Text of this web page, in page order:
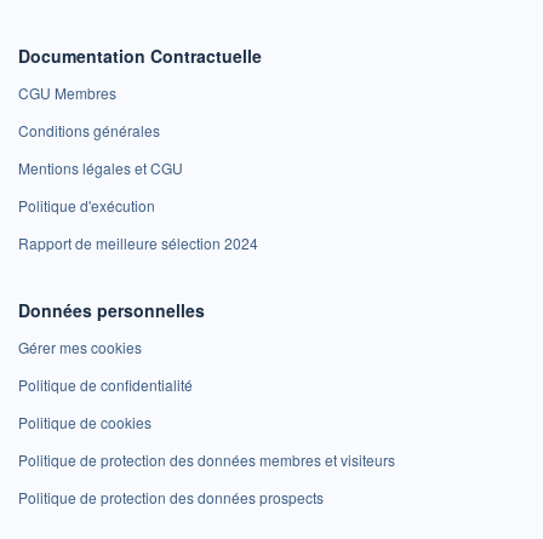
Documentation Contractuelle
CGU Membres
Conditions générales
Mentions légales et CGU
Politique d'exécution
Rapport de meilleure sélection 2024
Données personnelles
Gérer mes cookies
Politique de confidentialité
Politique de cookies
Politique de protection des données membres et visiteurs
Politique de protection des données prospects